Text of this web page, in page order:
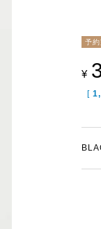
予
¥
[